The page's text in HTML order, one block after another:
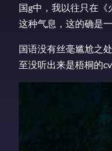
国g中，我以往只在
这种气息，这的确是
国语没有丝毫尴尬之
至没听出来是梧桐的